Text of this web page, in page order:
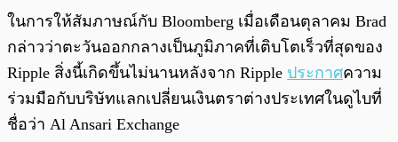
ในการให้สัมภาษณ์กับ Bloomberg เมื่อเดือนตุลาคม Brad
กล่าวว่าตะวันออกกลางเป็นภูมิภาคที่เติบโตเร็วที่สุดของ
Ripple สิ่งนี้เกิดขึ้นไม่นานหลังจาก Ripple ประกาศความ
ร่วมมือกับบริษัทแลกเปลี่ยนเงินตราต่างประเทศในดูไบที่
ชื่อว่า Al Ansari Exchange